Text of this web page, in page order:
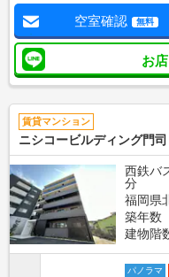
空室確認 無料
お
賃貸マンション
ニシコービルディング門司
西鉄バ
分
福岡県
築年数
建物階
パノラマ